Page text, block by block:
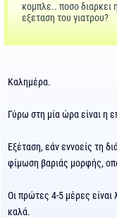
κομπλε.. ποσο διαρκει
εξεταση του γιατρου?
Καλημέρα.
Γύρω στη μία ώρα είναι η
Εξέταση, εάν εννοείς τη
φίμωση βαριάς μορφής,
Οι πρώτες 4-5 μέρες
καλά.